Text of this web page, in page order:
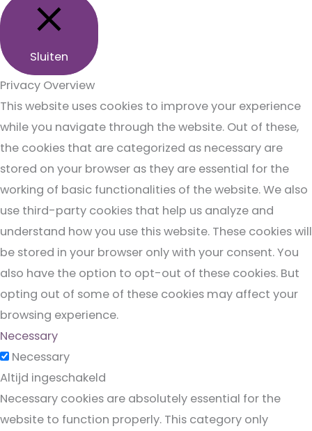
Sluiten
Privacy Overview
This website uses cookies to improve your experience
while you navigate through the website. Out of these,
the cookies that are categorized as necessary are
stored on your browser as they are essential for the
working of basic functionalities of the website. We also
use third-party cookies that help us analyze and
understand how you use this website. These cookies will
be stored in your browser only with your consent. You
also have the option to opt-out of these cookies. But
opting out of some of these cookies may affect your
browsing experience.
Necessary
Necessary
Altijd ingeschakeld
Necessary cookies are absolutely essential for the
website to function properly. This category only